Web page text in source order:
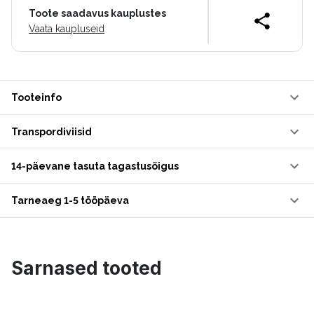
Toote saadavus kauplustes
Vaata kaupluseid
Tooteinfo
Transpordiviisid
14-päevane tasuta tagastusõigus
Tarneaeg 1-5 tööpäeva
Sarnased tooted